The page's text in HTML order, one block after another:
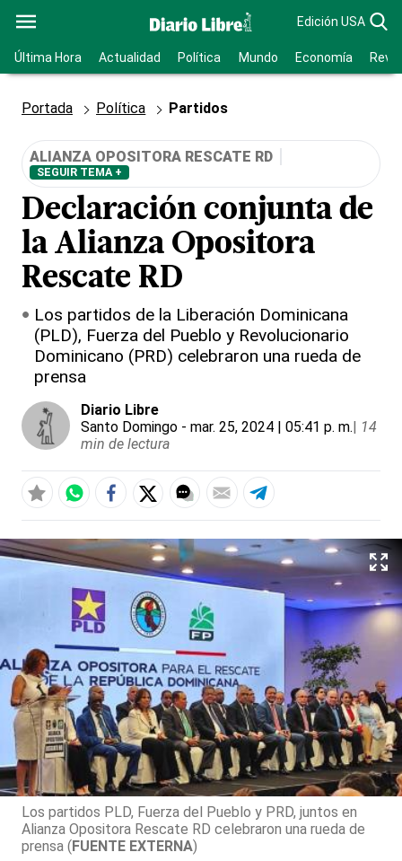
Edición USA
Última Hora Actualidad Política Mundo Economía
Portada Política Partidos
ALIANZA OPOSITORA RESCATE RD
SEGUIR TEMA +
Declaración conjunta de
la Alianza Opositora
Rescate RD
Los partidos de la Liberación Dominicana
(PLD), Fuerza del Pueblo y Revolucionario
Dominicano (PRD) celebraron una rueda de
prensa
Diario Libre
Santo Domingo - mar. 25, 2024 | 05:41 p. m.| 14
min de lectura
Los partidos PLD, Fuerza del Pueblo y PRD, juntos en
Alianza Opositora Rescate RD celebraron una rueda de
prensa (FUENTE EXTERNA)